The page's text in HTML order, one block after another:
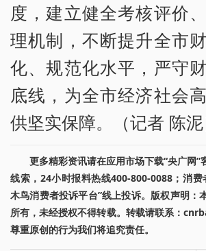
度，建立健全考核评价
理机制，不断提升全市
化、规范化水平，严守
底线，为全市经济社会
供坚实保障。（记者 陈泥
更多精彩资讯请在应用市场下载“央广网”
线索，24小时报料热线400-800-0088；消
木鸟消费者投诉平台”线上投诉。版权声明：
所有，未经授权不得转载。转载请联系：
尊重原创的行为我们将追究责任。